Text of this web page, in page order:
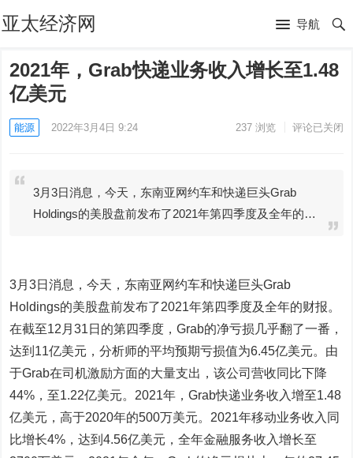
亚太经济网 导航
2021年，Grab快递业务收入增长至1.48
亿美元
能源 2022年3月4日 9:24 237浏览 评论已关闭
3月3日消息，今天，东南亚网约车和快递巨头Grab
Holdings的美股盘前发布了2021年第四季度及全年的…
3月3日消息，今天，东南亚网约车和快递巨头Grab
Holdings的美股盘前发布了2021年第四季度及全年的财报。
在截至12月31日的第四季度，Grab的净亏损几乎翻了一番，
达到11亿美元，分析师的平均预期亏损值为6.45亿美元。由
于Grab在司机激励方面的大量支出，该公司营收同比下降
44%，至1.22亿美元。2021年，Grab快递业务收入增至1.48
亿美元，高于2020年的500万美元。2021年移动业务收入同
比增长4%，达到4.56亿美元，全年金融服务收入增长至